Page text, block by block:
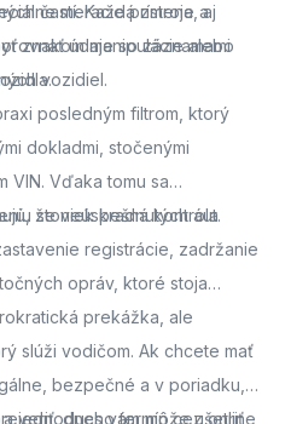
častí. Každá zmena, aj
znakom manipulácie alebo
meracie prístroje a
údaje so záznamami
vozidiel.
posledným filtrom, ktorý
dokladmi, stočenými
VIN. Vďaka tomu sa
stoviek kradnutých áut.
že neúspešná kontrola
registrácie, zadržanie
opráv, ktoré stoja
prekážka, ale
slúži vodičom. Ak chcete mať
bezpečné a v poriadku,
dnes vám môže ušetriť
jednoducho termín cez online